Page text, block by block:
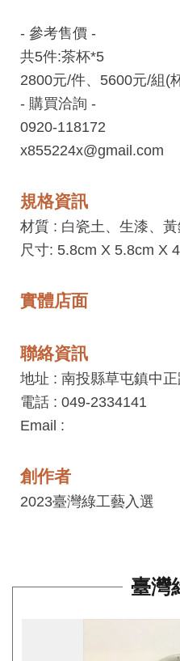
條
款
藝
架
規
範
常
見
答
(一
般)
問
答
聯
- 參考售價 -
共5件:茶杯*5
2800元/件、5600元/組(
- 購買洽詢 -
0920-118172
x855224x@gmail.com
規格資訊
材質 : 白瓷土、生漆、
尺寸: 5.8cm X 5.8cm X
實體店面
聯絡資訊
地址 : 南投縣草屯鎮中
電話 : 049-2334141
Email :
創作者
2023臺灣綠工藝入選
臺灣